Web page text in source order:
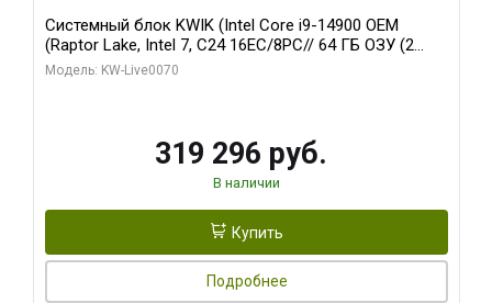
Системный блок KWIK (Intel Core i9-14900 OEM
(Raptor Lake, Intel 7, C24 16EC/8PC// 64 ГБ ОЗУ (2
модуля)/ Gigabyte RTX5080 XTREME WATERFORCE
Модель: KW-Live0070
319 296 руб.
В наличии
Купить
Подробнее